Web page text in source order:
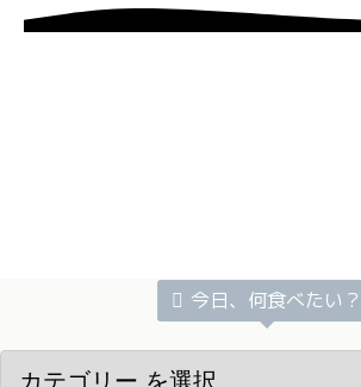
今日、何食べたい？